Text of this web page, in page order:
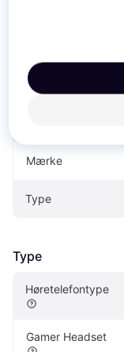
Produkt
Mærke
Type
Type
Høretelefontype
Gamer Headset